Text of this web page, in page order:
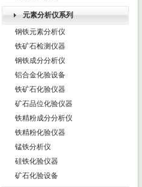
元素分析仪系列
钢铁元素分析仪
铁矿石检测仪器
钢铁成分分析仪
铝合金化验设备
铁矿石化验仪器
矿石品位化验仪器
铁精粉成分分析仪
铁精粉化验仪器
锰铁分析仪
硅铁化验仪器
矿石化验设备